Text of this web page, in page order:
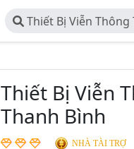
Thiết Bị Viễn Thông
TNHH Công Nghệ
Thiết Bị Viễn
Thanh Bình
NHÀ TÀI TRỢ